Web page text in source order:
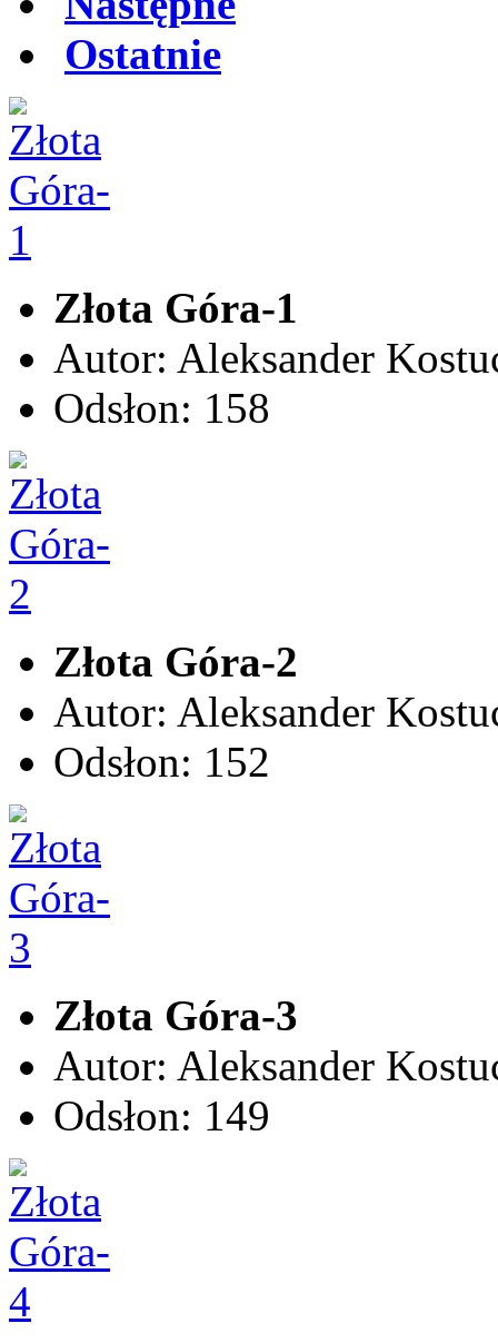
Ostatnie
Złota Góra-1
Autor: Aleksander
Odsłon: 158
Złota Góra-2
Autor: Aleksander
Odsłon: 152
Złota Góra-3
Autor: Aleksander
Odsłon: 149